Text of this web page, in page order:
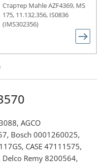
Стартер Mahle AZF4369, MS
175, 11.132.356, IS0836
(IMS302356)
AGCO
Bosch 0001260025,
CASE 47111575,
Delco Remy 8200564,